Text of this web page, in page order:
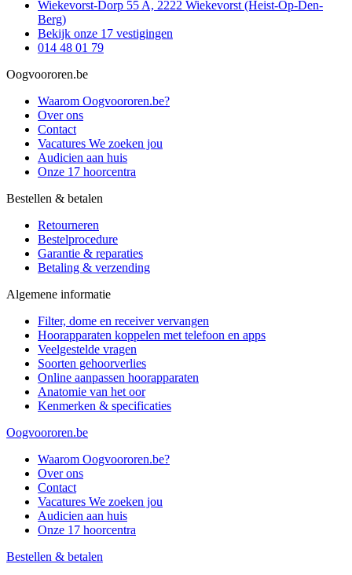
Wiekevorst-Dorp 55 A, 2222 Wiekevorst (Heist-Op-Den-
Berg)
Bekijk onze 17 vestigingen
014 48 01 79
Oogvoororen.be
Waarom Oogvoororen.be?
Over ons
Contact
Vacatures We zoeken jou
Audicien aan huis
Onze 17 hoorcentra
Bestellen & betalen
Retourneren
Bestelprocedure
Garantie & reparaties
Betaling & verzending
Algemene informatie
Filter, dome en receiver vervangen
Hoorapparaten koppelen met telefoon en apps
Veelgestelde vragen
Soorten gehoorverlies
Online aanpassen hoorapparaten
Anatomie van het oor
Kenmerken & specificaties
Oogvoororen.be
Waarom Oogvoororen.be?
Over ons
Contact
Vacatures We zoeken jou
Audicien aan huis
Onze 17 hoorcentra
Bestellen & betalen